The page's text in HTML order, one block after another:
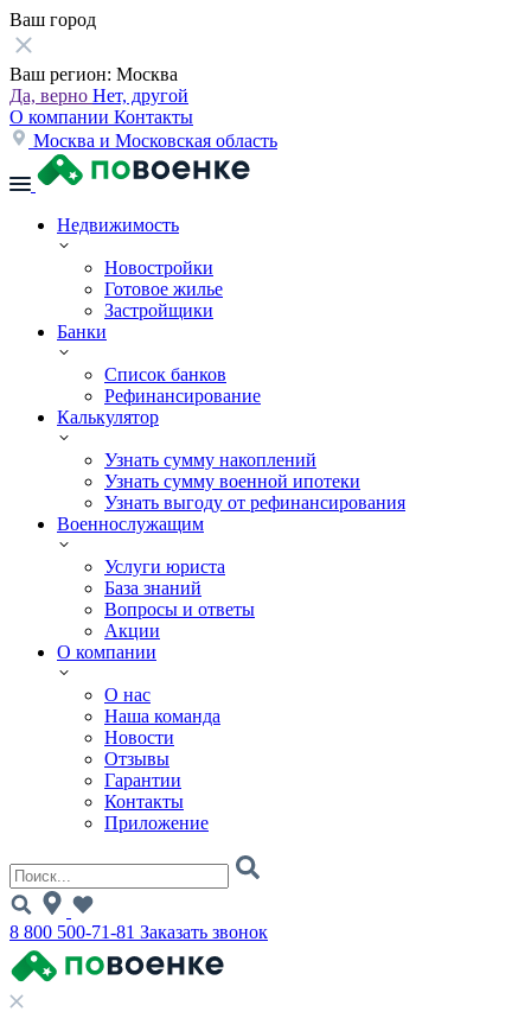
Ваш город
Ваш регион: Москва
Да, верно Нет, другой
О компании Контакты
Москва и Московская область
Недвижимость
Новостройки
Готовое жилье
Застройщики
Банки
Список банков
Рефинансирование
Калькулятор
Узнать сумму накоплений
Узнать сумму военной ипотеки
Узнать выгоду от рефинансирования
Военнослужащим
Услуги юриста
База знаний
Вопросы и ответы
Акции
О компании
О нас
Наша команда
Новости
Отзывы
Гарантии
Контакты
Приложение
8 800 500-71-81 Заказать звонок